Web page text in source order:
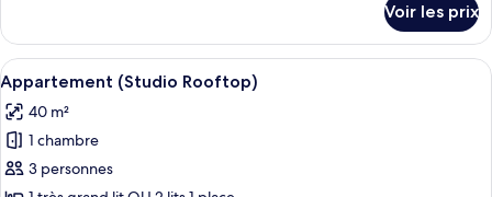
chambre :
Studio
Executive
High
Apartment
le
type
de
chambre
Studio
Executive
High
Apartment
Voir les prix
Afficher
toutes
les
photos
pour
Literie de qualité supérieure, bureau,
10
Appartement (Studio Rooftop)
40 m²
1 chambre
3 personnes